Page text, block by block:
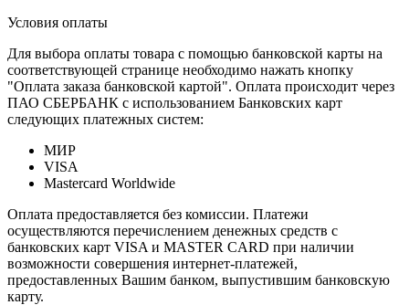
Условия оплаты
Для выбора оплаты товара с помощью банковской карты на
соответствующей странице необходимо нажать кнопку
"Оплата заказа банковской картой". Оплата происходит через
ПАО СБЕРБАНК с использованием Банковских карт
следующих платежных систем:
МИР
VISA
Mastercard Worldwide
Оплата предоставляется без комиссии. Платежи
осуществляются перечислением денежных средств с
банковских карт VISA и MASTER CARD при наличии
возможности совершения интернет-платежей,
предоставленных Вашим банком, выпустившим банковскую
карту.